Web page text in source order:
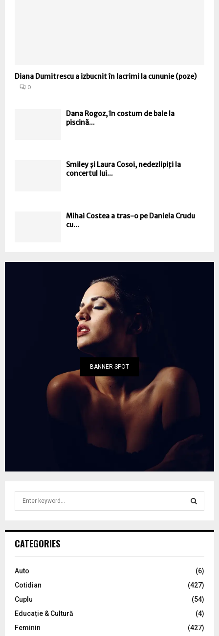
Diana Dumitrescu a izbucnit în lacrimi la cununie (poze)
0
Dana Rogoz, în costum de baie la
piscină...
Smiley şi Laura Cosoi, nedezlipiţi la
concertul lui...
Mihai Costea a tras-o pe Daniela Crudu
cu...
BANNER SPOT
h
o
:
C
CATEGORIES
Auto
(6)
Cotidian
(427)
Cuplu
(54)
Educație & Cultură
(4)
Feminin
(427)